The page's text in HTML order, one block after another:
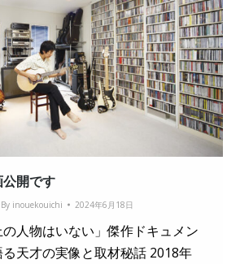
開です
By inouekouichi 2024年6月18日
の人物はいない」傑作ドキュメン
天才の実像と取材秘話 2018年